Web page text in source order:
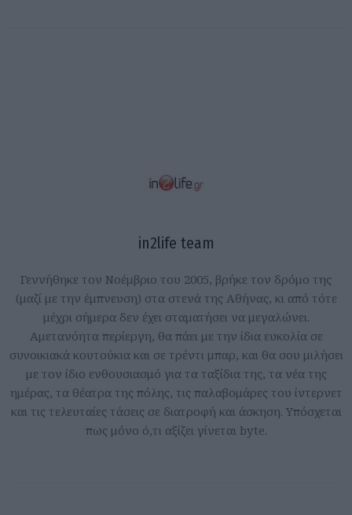
in2life team
Γεννήθηκε τον Νοέμβριο του 2005, βρήκε τον δρόμο της
(μαζί με την έμπνευση) στα στενά της Αθήνας, κι από τότε
μέχρι σήμερα δεν έχει σταματήσει να μεγαλώνει.
Αμετανόητα περίεργη, θα πάει με την ίδια ευκολία σε
συνοικιακά κουτούκια και σε τρέντι μπαρ, και θα σου μιλήσει
με τον ίδιο ενθουσιασμό για τα ταξίδια της, τα νέα της
ημέρας, τα θέατρα της πόλης, τις παλαβομάρες του ίντερνετ
και τις τελευταίες τάσεις σε διατροφή και άσκηση. Υπόσχεται
πως μόνο ό,τι αξίζει γίνεται byte.